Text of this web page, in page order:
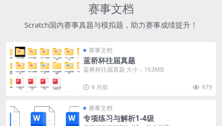
赛事文档
Scratch国内赛事真题与模拟题，助力赛事成绩提升！
赛事文档
蓝桥杯往届真题
蓝桥杯往届真题 大小：163MB
9 月前 979
赛事文档
专项练习与解析1-4级